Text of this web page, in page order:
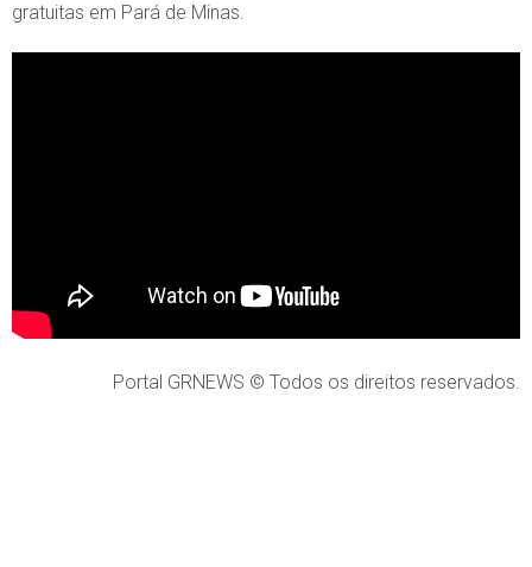
gratuitas em Pará de Minas.
Portal GRNEWS © Todos os direitos reservados.